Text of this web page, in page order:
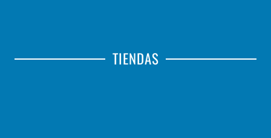
TIENDAS